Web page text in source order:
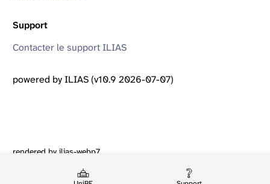
Support
Contacter le support ILIAS
powered by ILIAS (v10.9 2026-07-07)
rendered by ilias-webp7